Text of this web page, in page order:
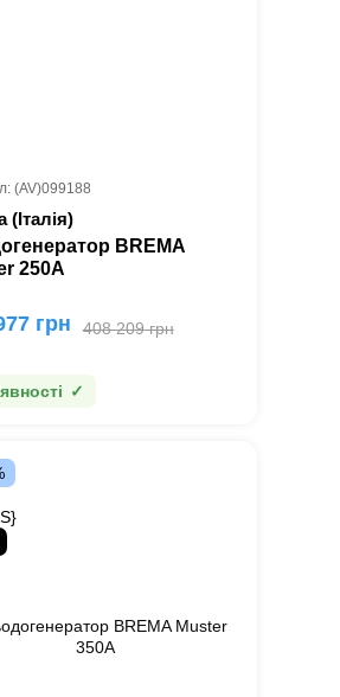
(AV)099188
(Італія)
BREMA
250A
408 209 грн
грн